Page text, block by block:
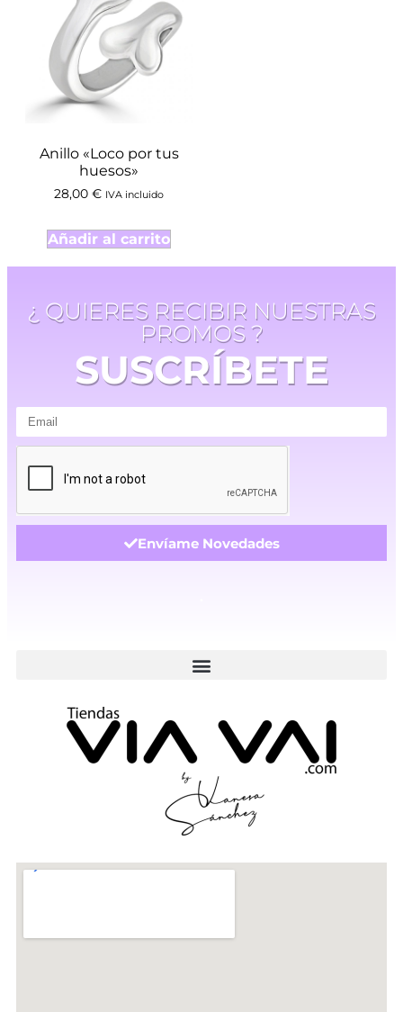
Anillo «Loco por tus
huesos»
28,00 € IVA incluido
Añadir al carrito
¿ QUIERES RECIBIR NUESTRAS
PROMOS ?
SUSCRÍBETE
Envíame Novedades